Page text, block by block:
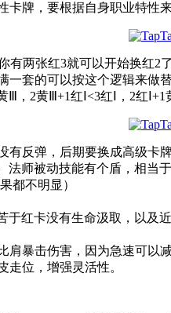
卡牌，要根据自身职业特性来
两张红3就可以开始换红
套的可以按这个逻辑来做替
2黄Ⅲ+1红Ⅰ<3红Ⅰ，2红Ⅰ+1
有反弹，后期要换成高级卡
师被动技能有个盾，相
都不明显）
红卡没有生命汲取，以
暴击伤害，因为急速可
位，增强灵活性。